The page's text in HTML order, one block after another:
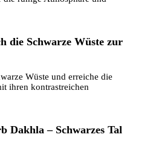
die Schwarze Wüste zur
Wüste und erreiche die
ihren kontrastreichen
Dakhla – Schwarzes Tal